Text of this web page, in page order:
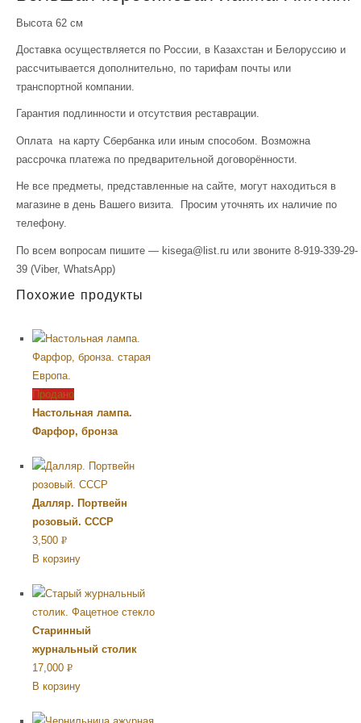
Высота 62 см
Доставка осуществляется по России, в Казахстан и Белоруссию и
рассчитывается дополнительно, по тарифам почты или
транспортной компании.
Гарантия подлинности и отсутствия реставрации.
Оплата на карту Сбербанка или иным способом. Возможна
рассрочка платежа по предварительной договорённости.
Не все предметы, представленные на сайте, могут находиться в
магазине в день Вашего визита. Просим уточнять их наличие по
телефону.
По всем вопросам пишите — kisega@list.ru или звоните 8-919-339-29-
39 (Viber, WhatsApp)
Похожие продукты
Продано
Настольная лампа.
Фарфор, бронза
Далляр. Портвейн
розовый. СССР
3,500 Р
УБ.
В корзину
Старинный
журнальный столик
17,000 Р
УБ.
В корзину